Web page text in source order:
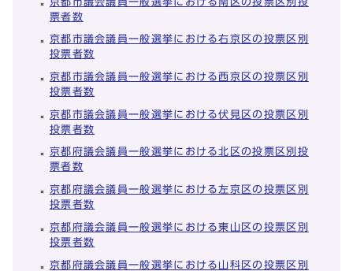
票者数
京都市議会議員一般選挙における右京区の投票区別
投票者数
京都市議会議員一般選挙における西京区の投票区別
投票者数
京都市議会議員一般選挙における伏見区の投票区別
投票者数
京都府議会議員一般選挙における北区の投票区別投
票者数
京都府議会議員一般選挙における左京区の投票区別
投票者数
京都府議会議員一般選挙における東山区の投票区別
投票者数
京都府議会議員一般選挙における山科区の投票区別